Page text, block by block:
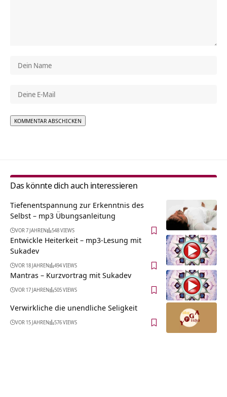
Das könnte dich auch interessieren
Tiefenentspannung zur Erkenntnis des
Selbst – mp3 Übungsanleitung
VOR 7 JAHREN 548 VIEWS
Entwickle Heiterkeit – mp3-Lesung mit
Sukadev
VOR 18 JAHREN 494 VIEWS
Mantras – Kurzvortrag mit Sukadev
VOR 17 JAHREN 505 VIEWS
Verwirkliche die unendliche Seligkeit
VOR 15 JAHREN 576 VIEWS